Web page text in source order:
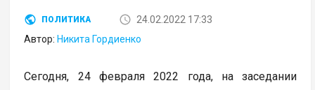
ПОЛИТИКА
24.02.2022 17:33
Автор: Никита Гордиенко
Сегодня, 24 февраля 2022 года, на заседании